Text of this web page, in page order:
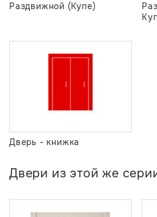
Раздвижной (Купе)
Дверь - книжка
Двери из этой же